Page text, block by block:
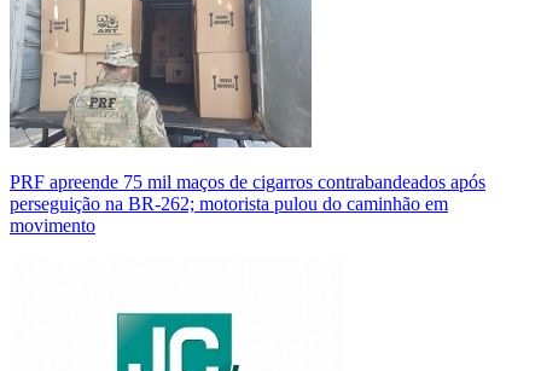
PRF apreende 75 mil maços de cigarros contrabandeados após
perseguição na BR-262; motorista pulou do caminhão em
movimento